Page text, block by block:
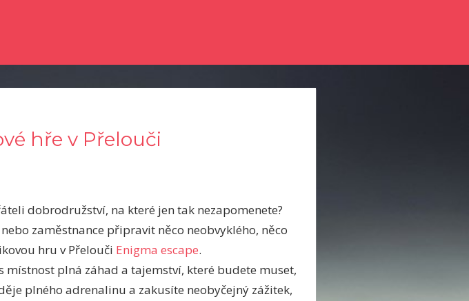
hře v Přelouči
dobrodružství, na které jen tak nezapomenete?
zaměstnance připravit něco neobvyklého, něco
hru v Přelouči Enigma escape.
místnost plná záhad a tajemství, které budete muset,
plného adrenalinu a zakusíte neobyčejný zážitek,